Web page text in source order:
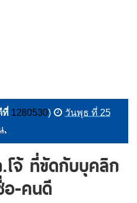
ที่ 1280530)
วันพุธ ที่ 25
.
จ้ ที่ขัดกับบุคลิก
อ-คนดี